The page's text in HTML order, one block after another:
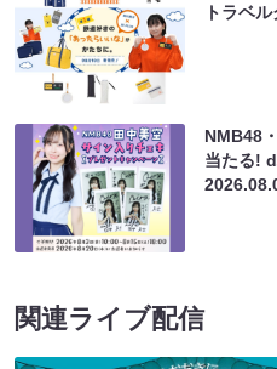
トラベ
NMB48
当たる!
関連ライブ配信